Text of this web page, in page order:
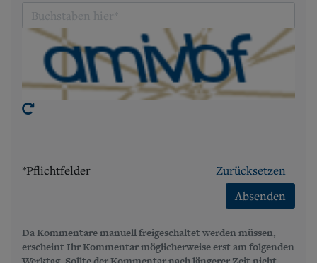
*Pflichtfelder
Zurücksetzen
Absenden
Da Kommentare manuell freigeschaltet werden müssen,
erscheint Ihr Kommentar möglicherweise erst am folgenden